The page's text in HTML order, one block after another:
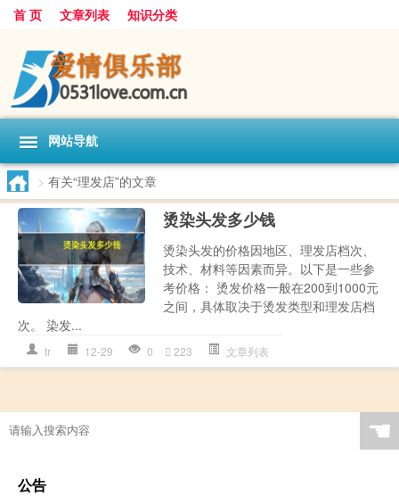
首 页 文章列表 知识分类
网站导航
> 有关“理发店”的文章
烫染头发多少钱
烫染头发的价格因地区、理发店档次、
技术、材料等因素而异。以下是一些参
考价格： 烫发价格一般在200到1000元
之间，具体取决于烫发类型和理发店档
次。 染发...
tr 12-29 0 223 文章列表
☚
公告